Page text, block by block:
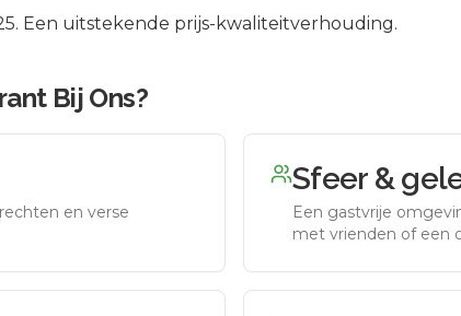
Een uitstekende prijs-kwaliteitverhouding.
Bij Ons?
en verse
Sfeer &
Een gastvrije
met vrienden of een